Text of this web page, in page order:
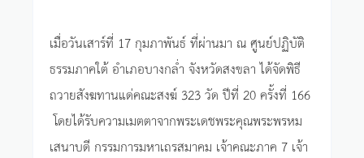
เมื่อวันเสาร์ที่ 17 กุมภาพันธ์ ที่ผ่านมา ณ ศูนย์ปฏิบัติ
ธรรมภาคใต้ อำเภอบางกล่ำ จังหวัดสงขลา ได้จัดพิธี
ถวายสังฆทานแด่คณะสงฆ์ 323 วัด ปีที่ 20 ครั้งที่ 166
โดยได้รับความเมตตาจากพระเดชพระคุณพระพรหม
เสนาบดี กรรมการมหาเถรสมาคม เจ้าคณะภาค 7 เจ้า